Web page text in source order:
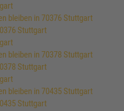
bleiben in 70376 Stuttgart
Stuttgart
bleiben in 70378 Stuttgart
Stuttgart
bleiben in 70435 Stuttgart
Stuttgart